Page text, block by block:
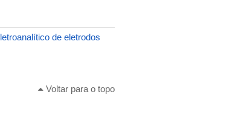
de eletrodos
Voltar para o topo